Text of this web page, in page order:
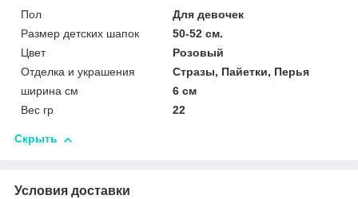
Пол
Для девочек
Размер детских шапок
50-52 см.
Цвет
Розовый
Отделка и украшения
Стразы, Пайетки, Перья
ширина см
6 см
Вес гр
22
Скрыть
Условия доставки